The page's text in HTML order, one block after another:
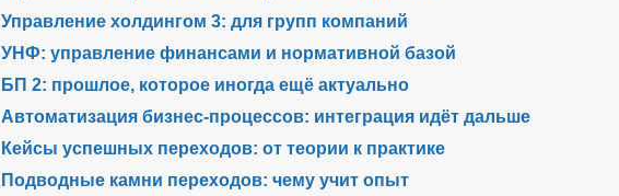
Управление холдингом 3: для групп компаний
УНФ: управление финансами и нормативной базой
БП 2: прошлое, которое иногда ещё актуально
Автоматизация бизнес-процессов: интеграция идёт дальше
Кейсы успешных переходов: от теории к практике
Подводные камни переходов: чему учит опыт